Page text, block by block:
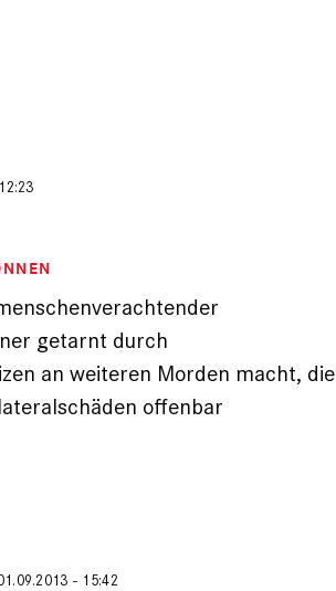
getarnt durch
an weiteren Morden macht, die
offenbar
- 15:42